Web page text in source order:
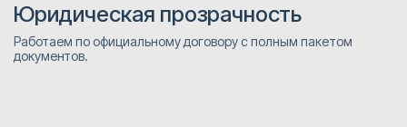
Юридическая прозрачность
Работаем по официальному договору с полным пакетом
документов.